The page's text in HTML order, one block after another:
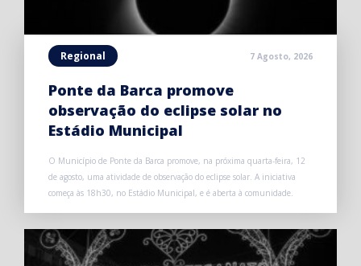
Regional 7 Agosto, 2026
Ponte da Barca promove
observação do eclipse solar no
Estádio Municipal
O Município de Ponte da Barca promove, na próxima quarta-feira, 12
de agosto, uma atividade de observação do eclipse solar. A iniciativa
começa às 18h30, no Estádio Municipal, e é aberta à comunidade.